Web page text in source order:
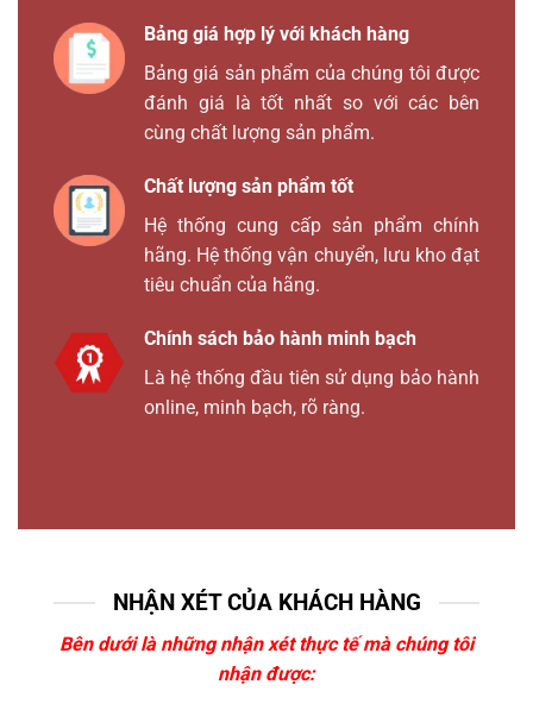
Bảng giá hợp lý với khách hàng
Bảng giá sản phẩm của chúng tôi được
đánh giá là tốt nhất so với các bên
cùng chất lượng sản phẩm.
Chất lượng sản phẩm tốt
Hệ thống cung cấp sản phẩm chính
hãng. Hệ thống vận chuyển, lưu kho đạt
tiêu chuẩn của hãng.
Chính sách bảo hành minh bạch
Là hệ thống đầu tiên sử dụng bảo hành
online, minh bạch, rõ ràng.
NHẬN XÉT CỦA KHÁCH HÀNG
Bên dưới là những nhận xét thực tế mà chúng tôi
nhận được: